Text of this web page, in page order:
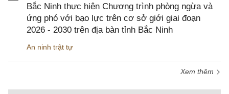
Bắc Ninh thực hiện Chương trình phòng ngừa và
ứng phó với bạo lực trên cơ sở giới giai đoạn
2026 - 2030 trên địa bàn tỉnh Bắc Ninh
An ninh trật tự
Xem thêm